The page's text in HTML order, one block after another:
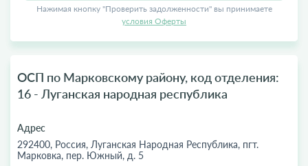
Нажимая кнопку "Проверить задолженности" вы принимаете
условия Оферты
ОСП по Марковскому району, код отделения:
16 - Луганская народная республика
Адрес
292400, Россия, Луганская Народная Республика, пгт.
Марковка, пер. Южный, д. 5